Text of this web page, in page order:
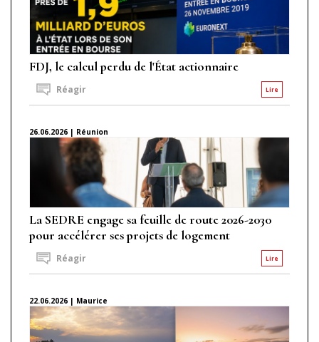
FDJ, le calcul perdu de l'État actionnaire
Lire
Réagir
26.06.2026 | Réunion
La SEDRE engage sa feuille de route 2026-2030
pour accélérer ses projets de logement
Lire
Réagir
22.06.2026 | Maurice